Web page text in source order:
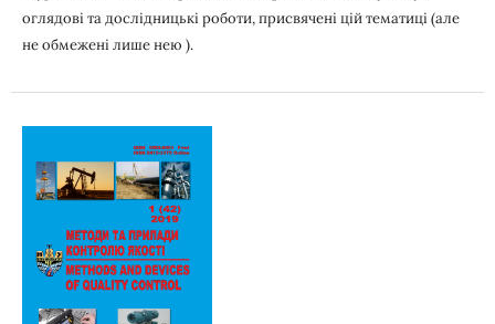
оглядові та дослідницькі роботи, присвячені цій тематиці (але
не обмежені лише нею ).